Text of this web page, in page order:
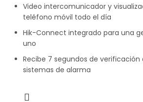
Video intercomunicador y
teléfono móvil todo el día
Hik-Connect integrado para una
uno
Recibe 7 segundos de verificación
sistemas de alarma